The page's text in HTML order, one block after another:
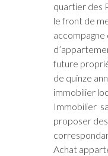
quartier des
le front de
accompagne
future
de quinze
immobilier
Immobilier
proposer
Achat